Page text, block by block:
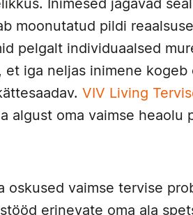
Inimesed jagavad
moonutatud pildi
pelgalt individuaalsed
iga neljas inimene kogeb
VIV Living
oma vaimse heaolu
vaimse tervise
erinevate oma ala